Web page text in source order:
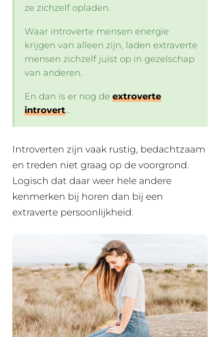
ze zichzelf opladen.
Waar introverte mensen energie
krijgen van alleen zijn, laden extraverte
mensen zichzelf juist op in gezelschap
van anderen.
En dan is er nog de extroverte
introvert…
Introverten zijn vaak rustig, bedachtzaam
en treden niet graag op de voorgrond.
Logisch dat daar weer hele andere
kenmerken bij horen dan bij een
extraverte persoonlijkheid.